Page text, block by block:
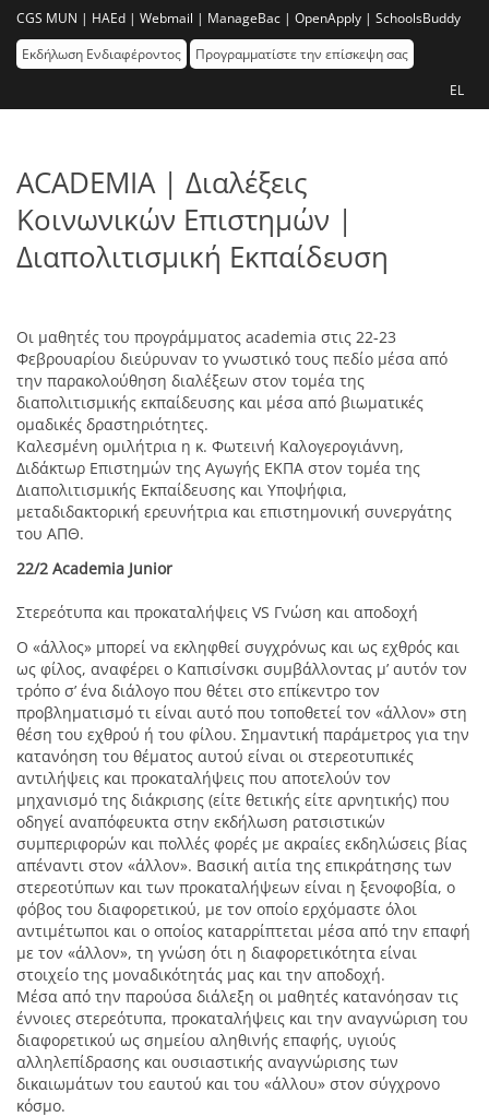
CGS MUN | HAEd | Webmail | ManageBac | OpenApply | SchoolsBuddy
Εκδήλωση Ενδιαφέροντος
Προγραμματίστε την επίσκεψη σας
EL
ACADEMIA | Διαλέξεις
Κοινωνικών Επιστημών |
Διαπολιτισμική Εκπαίδευση
Οι μαθητές του προγράμματος academia στις 22-23
Φεβρουαρίου διεύρυναν το γνωστικό τους πεδίο μέσα από
την παρακολούθηση διαλέξεων στον τομέα της
διαπολιτισμικής εκπαίδευσης και μέσα από βιωματικές
ομαδικές δραστηριότητες.
Καλεσμένη ομιλήτρια η κ. Φωτεινή Καλογερογιάννη,
Διδάκτωρ Επιστημών της Αγωγής ΕΚΠΑ στον τομέα της
Διαπολιτισμικής Εκπαίδευσης και Υποψήφια,
μεταδιδακτορική ερευνήτρια και επιστημονική συνεργάτης
του ΑΠΘ.
22/2 Academia Junior
Στερεότυπα και προκαταλήψεις VS Γνώση και αποδοχή
Ο «άλλος» μπορεί να εκληφθεί συγχρόνως και ως εχθρός και
ως φίλος, αναφέρει ο Καπισίνσκι συμβάλλοντας μ’ αυτόν τον
τρόπο σ’ ένα διάλογο που θέτει στο επίκεντρο τον
προβληματισμό τι είναι αυτό που τοποθετεί τον «άλλον» στη
θέση του εχθρού ή του φίλου. Σημαντική παράμετρος για την
κατανόηση του θέματος αυτού είναι οι στερεοτυπικές
αντιλήψεις και προκαταλήψεις που αποτελούν τον
μηχανισμό της διάκρισης (είτε θετικής είτε αρνητικής) που
οδηγεί αναπόφευκτα στην εκδήλωση ρατσιστικών
συμπεριφορών και πολλές φορές με ακραίες εκδηλώσεις βίας
απέναντι στον «άλλον». Βασική αιτία της επικράτησης των
στερεοτύπων και των προκαταλήψεων είναι η ξενοφοβία, ο
φόβος του διαφορετικού, με τον οποίο ερχόμαστε όλοι
αντιμέτωποι και ο οποίος καταρρίπτεται μέσα από την επαφή
με τον «άλλον», τη γνώση ότι η διαφορετικότητα είναι
στοιχείο της μοναδικότητάς μας και την αποδοχή.
Μέσα από την παρούσα διάλεξη οι μαθητές κατανόησαν τις
έννοιες στερεότυπα, προκαταλήψεις και την αναγνώριση του
διαφορετικού ως σημείου αληθινής επαφής, υγιούς
αλληλεπίδρασης και ουσιαστικής αναγνώρισης των
δικαιωμάτων του εαυτού και του «άλλου» στον σύγχρονο
κόσμο.